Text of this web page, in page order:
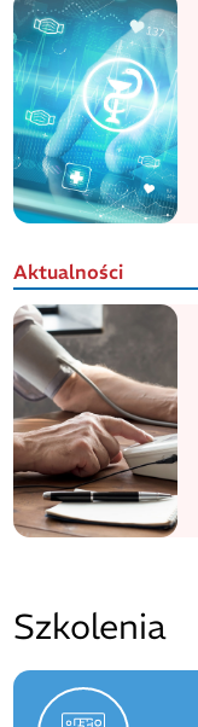
Aktualności
Szkolenia